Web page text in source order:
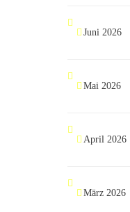
Juni 2026
Mai 2026
April 2026
März 2026